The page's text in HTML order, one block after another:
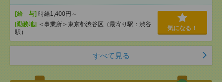
[給 与] 時給1,400円～
[勤務地] ＜事業所＞東京都渋谷区（最寄り駅：渋谷
駅）
気になる！
すべて見る